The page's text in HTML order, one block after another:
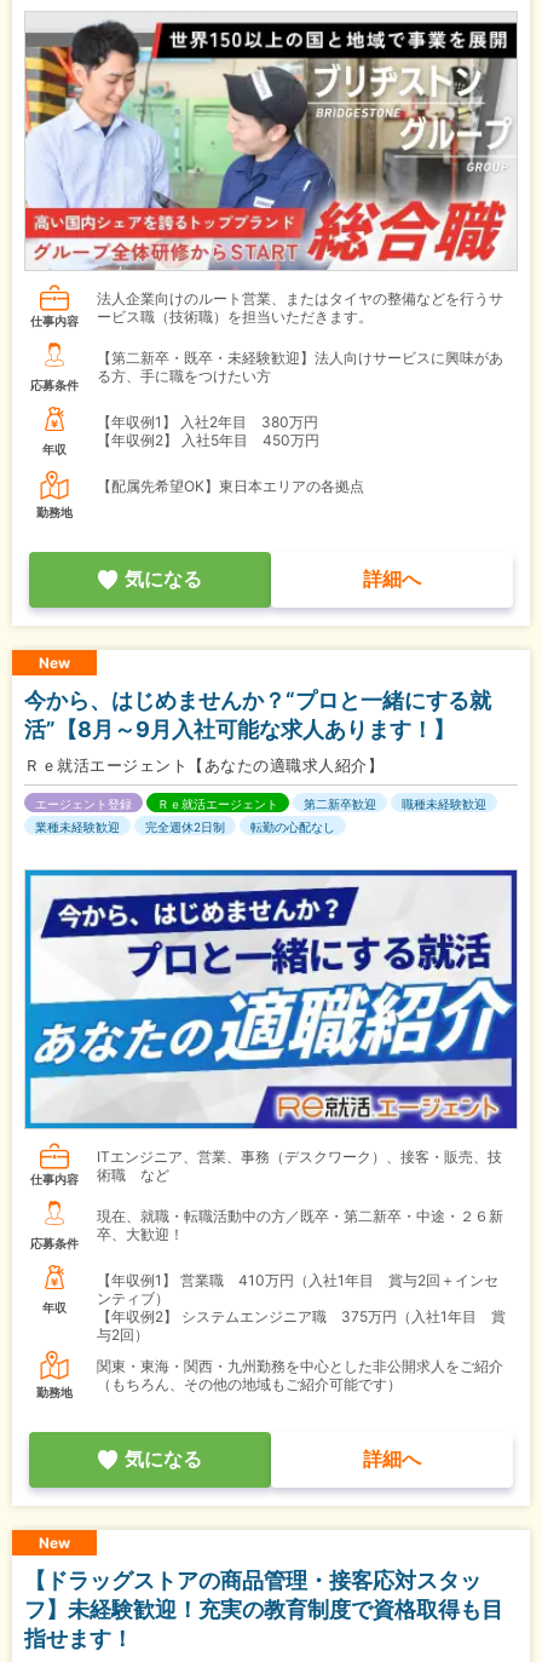
仕事内容
法人企業向けのルート営業、またはタイヤの整備などを行うサ
ービス職（技術職）を担当いただきます。
応募条件
【第二新卒・既卒・未経験歓迎】法人向けサービスに興味があ
る方、手に職をつけたい方
年収
【年収例1】
入社2年目 380万円
【年収例2】
入社5年目 450万円
勤務地
【配属先希望OK】東日本エリアの各拠点
気になる 詳細へ
New
今から、はじめませんか？“プロと一緒にする就
活”【8月～9月入社可能な求人あります！】
Ｒｅ就活エージェント【あなたの適職求人紹介】
エージェント登録 Ｒｅ就活エージェント 第二新卒歓迎
職種未経験歓迎
業種未経験歓迎
完全週休2日制 転勤の心配なし
仕事内容
ITエンジニア、営業、事務（デスクワーク）、接客・販売、技
術職 など
応募条件
現在、就職・転職活動中の方／既卒・第二新卒・中途・２６新
卒、大歓迎！
年収
【年収例1】
営業職 410万円（入社1年目 賞与2回＋インセ
ンティブ）
【年収例2】
システムエンジニア職 375万円（入社1年目 賞
与2回）
勤務地
関東・東海・関西・九州勤務を中心とした非公開求人をご紹介
（もちろん、その他の地域もご紹介可能です）
気になる 詳細へ
New
【ドラッグストアの商品管理・接客応対スタッ
フ】未経験歓迎！充実の教育制度で資格取得も目
指せます！